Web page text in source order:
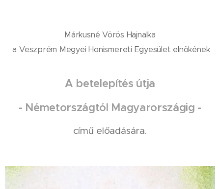
Márkusné Vörös Hajnalka
a Veszprém Megyei Honismereti Egyesület elnökének
A betelepítés útja
- Németországtól Magyarországig -
című előadására.